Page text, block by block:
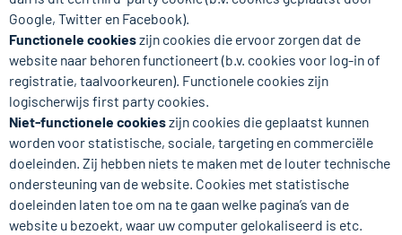
Google, Twitter en Facebook).
Functionele cookieszijn cookies die ervoor zorgen dat de
website naar behoren functioneert (b.v. cookies voor log-in of
registratie, taalvoorkeuren). Functionele cookies zijn
logischerwijs first party cookies.
Niet-functionele cookieszijn cookies die geplaatst kunnen
worden voor statistische, sociale, targeting en commerciële
doeleinden. Zij hebben niets te maken met de louter technische
ondersteuning van de website. Cookies met statistische
doeleinden laten toe om na te gaan welke pagina’s van de
website u bezoekt, waar uw computer gelokaliseerd is etc.